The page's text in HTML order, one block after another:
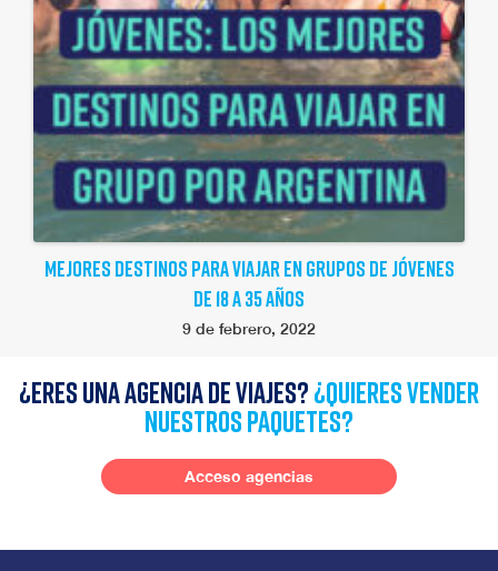
MEJORES DESTINOS PARA VIAJAR EN GRUPOS DE JÓVENES
DE 18 A 35 AÑOS
9 de febrero, 2022
¿Eres una agencia de viajes?¿quieres vender
nuestros paquetes?
Acceso agencias